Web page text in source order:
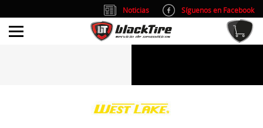
Noticias
Síguenos en Facebook
info@blacktire.es
Atención al cliente: L/V 9:00-14:00 y 15:00-19:00